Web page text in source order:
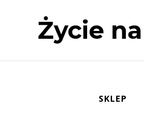
Życie
SKLEP